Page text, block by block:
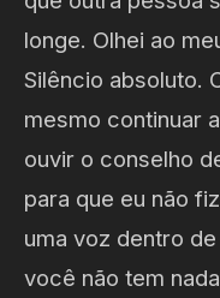
longe. Olhei ao
Silêncio absoluto.
mesmo continuar
ouvir o conselho
para que eu não
uma voz dentro
você não tem